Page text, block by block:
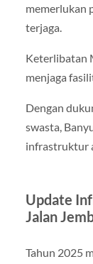
memerlukan
terjaga.
Keterlibatan
menjaga
Dengan
swasta,
infrastruktur
Update
Jalan
Tahun 2025